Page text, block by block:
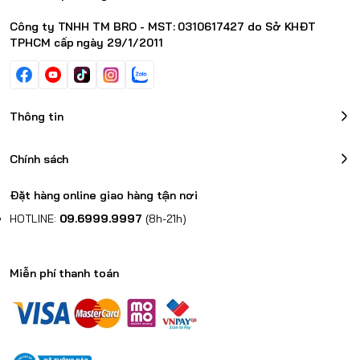
Trọn bộ:Nguyên seal
Công ty TNHH TM BRO - MST: 0310617427 do Sở KHĐT
TPHCM cấp ngày 29/1/2011
Thông tin
Chính sách
Đặt hàng online giao hàng tận nơi
HOTLINE: 09.6999.9997 (8h-21h)
Miễn phí thanh toán